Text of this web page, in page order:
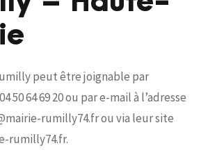
peut être joignable par
50 64 69 20 ou par e-mail à l’adresse
rumilly74.fr ou via leur site
rumilly74.fr.